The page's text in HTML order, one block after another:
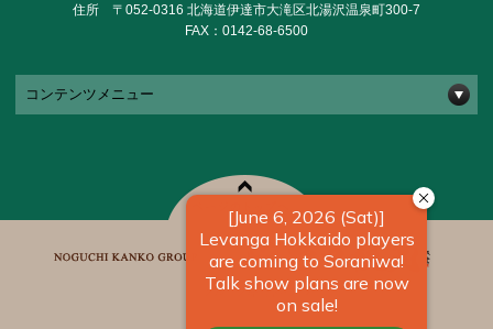
住所 〒052-0316 北海道伊達市大滝区北湯沢温泉町300-7
FAX：0142-68-6500
コンテンツメニュー